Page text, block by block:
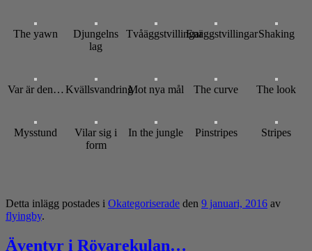
The yawn
Djungelns
lag
TvåäggstvillingarEnäggstvillingarShaking
Var är den… KvällsvandringMot nya mål The curve The look
Mysstund
Vilar sig i
form
In the jungle Pinstripes Stripes
Detta inlägg postades i Okategoriserade den 9 januari, 2016 av
flyingby.
Äventyr i Rövarekulan…